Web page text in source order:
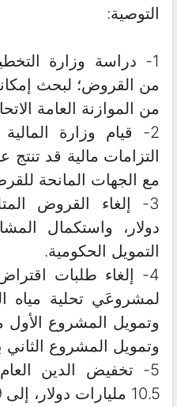
التوصية:
1- دراسة وزارة
من القروض؛ لبحث
من الموازنة العامة
2- قيام وزارة
التزامات مالية قد
مع الجهات المانحة
دولار، واستكمال
التمويل الحكومية.
لمشروعَي تحلية مياه
وتمويل المشروع الأول
وتمويل المشروع الثاني
5- تخفيض الدين
10.5 مليارات دولار، إلى 8.9 مليارات دولار.